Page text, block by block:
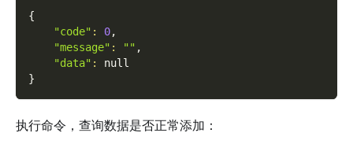
{
"code" : 0,
"message" : "" ,
"data" :
null
}
执行命令，查询数据是否正常添加：